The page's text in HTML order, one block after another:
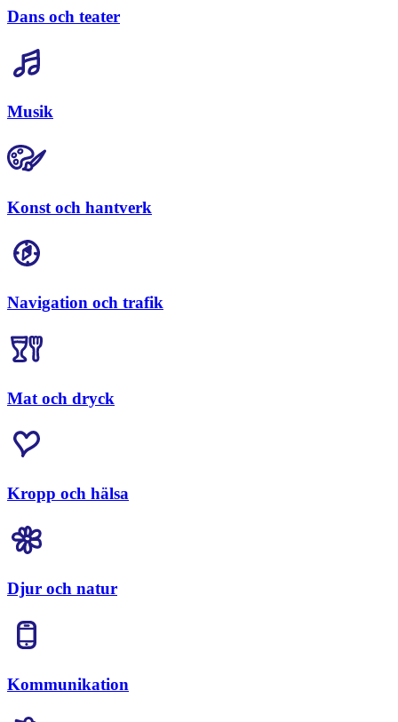
Dans och teater
Musik
Konst och hantverk
Navigation och trafik
Mat och dryck
Kropp och hälsa
Djur och natur
Kommunikation